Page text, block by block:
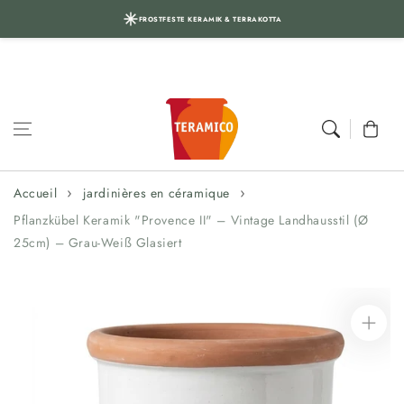
FROSTFESTE KERAMIK & TERRAKOTTA
Aller au
Panier
Accueil
jardinières en céramique
Pflanzkübel Keramik "Provence II" – Vintage Landhausstil (Ø
25cm) – Grau-Weiß Glasiert
sur le produit